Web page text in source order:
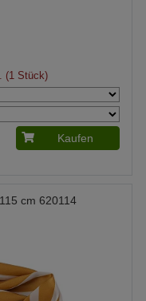
(1 Stück)
Kaufen
cm 620114